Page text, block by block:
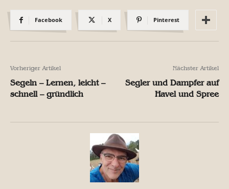
Facebook X Pinterest
Vorheriger Artikel
Segeln – Lernen, leicht –
schnell – gründlich
Nächster Artikel
Segler und Dampfer auf
Havel und Spree